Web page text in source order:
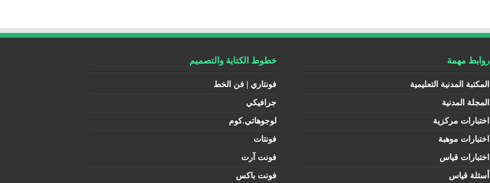
روابط مهمة
المكتبة المدنية التعليمية
المجلة المدنية
اختبارات مركزية
اختبارات موهبة
اختبارات قياس
أسئلة قياس
خطوط الكتابة والتصميم
فونتاري | فن الخط
جرافيكي
لوجوهاتي.كوم
فونتات
فونت آرت
فونت باكس